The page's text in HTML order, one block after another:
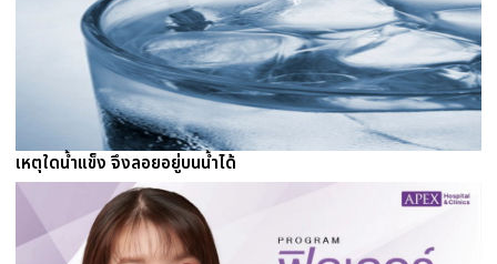
เหตุใดน้ำแข็ง จึงลอยอยู่บนน้ำได้